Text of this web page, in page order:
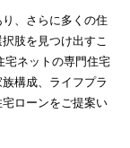
、さらに多くの住
肢を見つけ出すこ
宅ネットの専門住宅
構成、ライフプラ
ローンをご提案い